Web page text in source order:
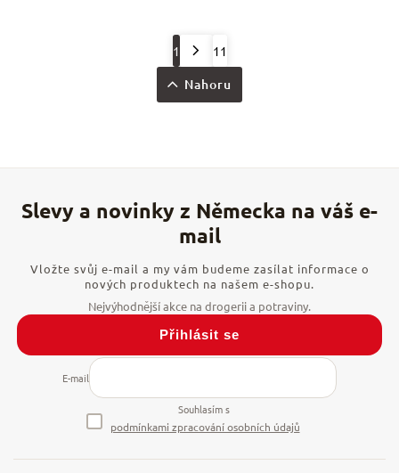
1 11
Nahoru
Vložte svůj e-mail a my vám budeme zasílat informace o
nových produktech na našem e-shopu.
E-mail
Souhlasím s
podmínkami zpracování osobních údajů
Přihlásit se